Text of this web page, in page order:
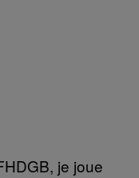
je joue